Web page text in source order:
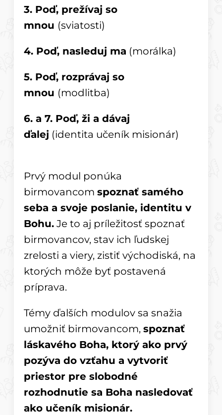
3. Poď, prežívaj so
mnou (sviatosti)
4. Poď, nasleduj ma (morálka)
5. Poď, rozprávaj so
mnou (modlitba)
6. a 7. Poď, ži a dávaj
ďalej (identita učeník misionár)
Prvý modul ponúka
birmovancom spoznať samého
seba a svoje poslanie, identitu v
Bohu. Je to aj príležitosť spoznať
birmovancov, stav ich ľudskej
zrelosti a viery, zistiť východiská, na
ktorých môže byť postavená
príprava.
Témy ďalších modulov sa snažia
umožniť birmovancom, spoznať
láskavého Boha, ktorý ako prvý
pozýva do vzťahu a vytvoriť
priestor pre slobodné
rozhodnutie sa Boha nasledovať
ako učeník misionár.